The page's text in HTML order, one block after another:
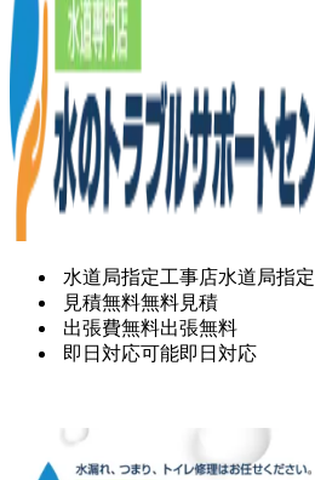
水道局指定工事店水道局指定
見積無料無料見積
出張費無料出張無料
即日対応可能即日対応